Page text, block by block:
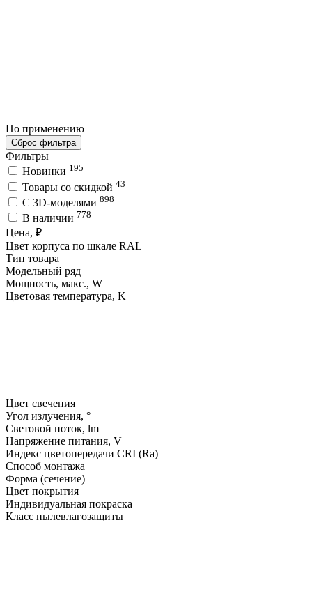
По применению
Сброс фильтра
Фильтры
Новинки 195
Товары со скидкой 43
C 3D-моделями 898
В наличии 778
Цена, ₽
Цвет корпуса по шкале RAL
Тип товара
Модельный ряд
Мощность, макс., W
Цветовая температура, K
Цвет свечения
Угол излучения, °
Световой поток, lm
Напряжение питания, V
Индекс цветопередачи CRI (Ra)
Способ монтажа
Форма (сечение)
Цвет покрытия
Индивидуальная покраска
Класс пылевлагозащиты